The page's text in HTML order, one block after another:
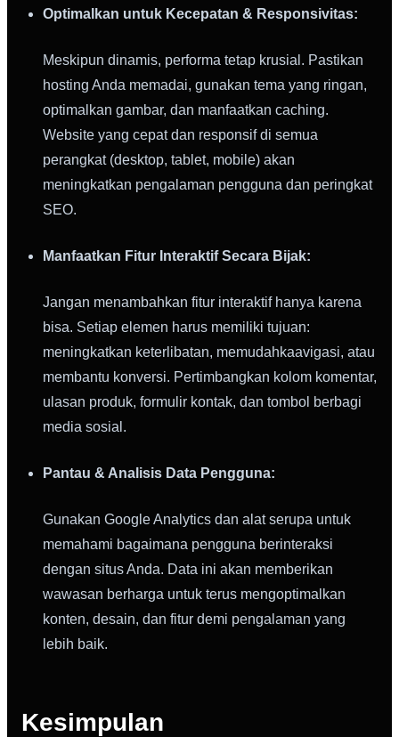
Optimalkan untuk Kecepatan & Responsivitas:
Meskipun dinamis, performa tetap krusial. Pastikan
hosting Anda memadai, gunakan tema yang ringan,
optimalkan gambar, dan manfaatkan caching.
Website yang cepat dan responsif di semua
perangkat (desktop, tablet, mobile) akan
meningkatkan pengalaman pengguna dan peringkat
SEO.
Manfaatkan Fitur Interaktif Secara Bijak:
Jangan menambahkan fitur interaktif hanya karena
bisa. Setiap elemen harus memiliki tujuan:
meningkatkan keterlibatan, memudahkaavigasi, atau
membantu konversi. Pertimbangkan kolom komentar,
ulasan produk, formulir kontak, dan tombol berbagi
media sosial.
Pantau & Analisis Data Pengguna:
Gunakan Google Analytics dan alat serupa untuk
memahami bagaimana pengguna berinteraksi
dengan situs Anda. Data ini akan memberikan
wawasan berharga untuk terus mengoptimalkan
konten, desain, dan fitur demi pengalaman yang
lebih baik.
Kesimpulan